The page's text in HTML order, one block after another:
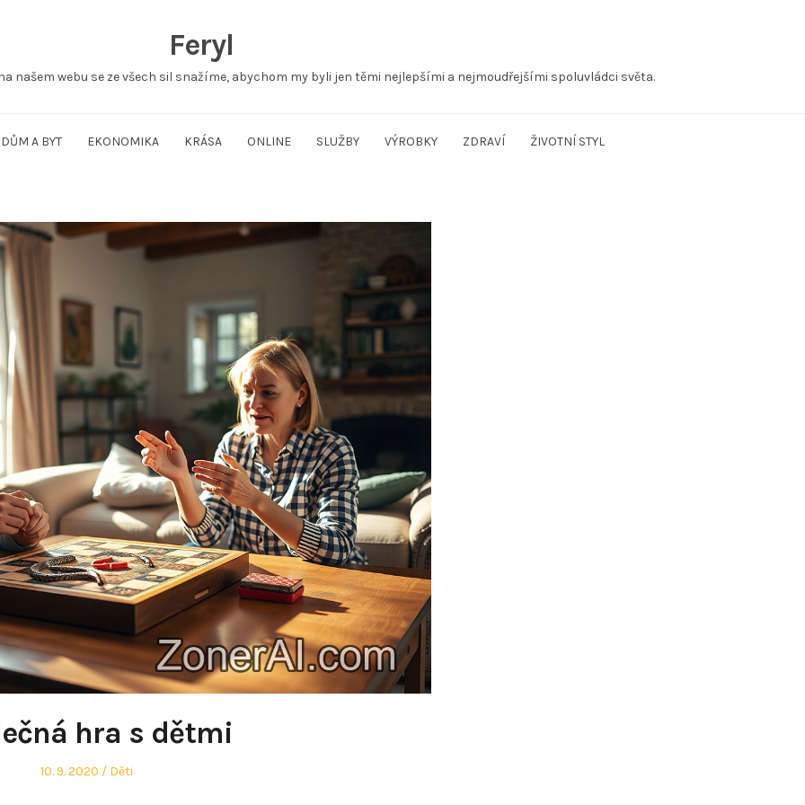
Feryl
našem webu se ze všech sil snažíme, abychom my byli jen těmi nejlepšími a nejmoudřejšími spoluvládci světa.
DŮM A BYT EKONOMIKA KRÁSA ONLINE SLUŽBY VÝROBKY ZDRAVÍ ŽIVOTNÍ STYL
hra s dětmi
Posted
10. 9. 2020
Posted
Děti